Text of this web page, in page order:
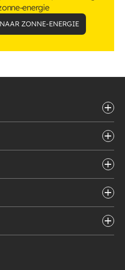
energie
ZONNE-ENERGIE